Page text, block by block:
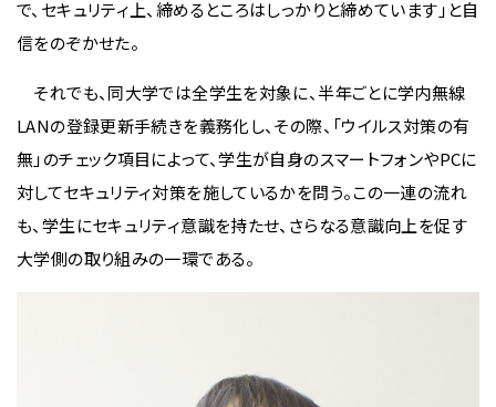
で、セキュリティ上、締めるところはしっかりと締めています」と自
信をのぞかせた。
それでも、同大学では全学生を対象に、半年ごとに学内無線
LANの登録更新手続きを義務化し、その際、「ウイルス対策の有
無」のチェック項目によって、学生が自身のスマートフォンやPCに
対してセキュリティ対策を施しているかを問う。この一連の流れ
も、学生にセキュリティ意識を持たせ、さらなる意識向上を促す
大学側の取り組みの一環である。